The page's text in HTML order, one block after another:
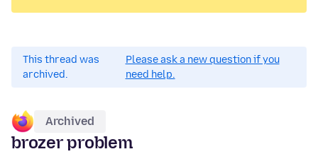
This thread was
archived.
Please ask a new question if you
need help.
Archived
brozer problem